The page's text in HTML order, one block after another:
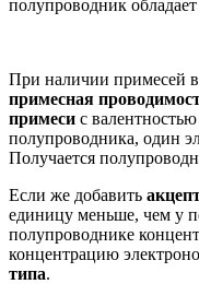
полупроводник обладает
При наличии примесей
примесная
примеси с
полупроводника, один
Получается
Если же добавить
единицу меньше, чем у
полупроводнике
концентрацию
типа.